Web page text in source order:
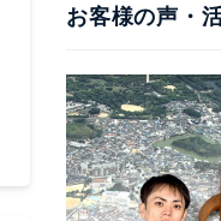
お客様の声・